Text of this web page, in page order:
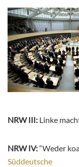
NRW III: Linke
NRW IV:“Weder
Süddeutsche